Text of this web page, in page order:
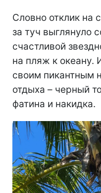
Словно отклик на
за туч выглянуло
счастливой
на пляж к океану.
своим пикантным
отдыха – черный
фатина и накидка.